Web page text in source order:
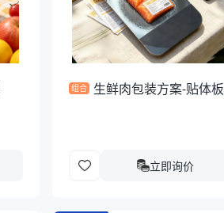
组合 生鲜肉包装方案-贴体板
立即询价